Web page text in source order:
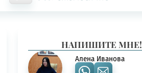
НАПИШИТЕ МНЕ!
Алена Иванова